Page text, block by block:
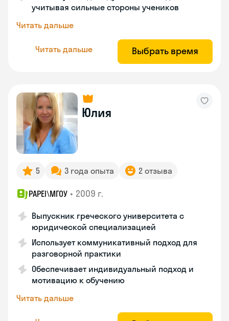
учитывая сильные стороны учеников
Читать дальше
Читать дальше Выбрать время
Юлия
5 3 года опыта 2 отзыва
PAPEI\MГОУ • 2009 г.
Выпускник греческого университета с
юридической специализацией
Использует коммуникативный подход для
разговорной практики
Обеспечивает индивидуальный подход и
мотивацию к обучению
Читать дальше